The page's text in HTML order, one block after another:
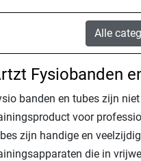
Alle
Fysiobanden
banden en tubes zijn
voor
zijn handige en
die in